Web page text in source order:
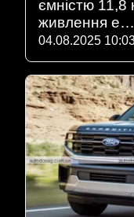
ємністю 11,8
живлення е…
04.08.2025